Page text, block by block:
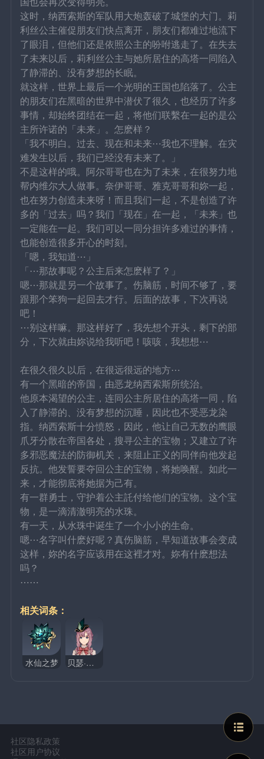
这时，纳西索斯的军队用大炮轰破了城堡的大门。莉
利丝公主催促朋友们快点离开，朋友们都难过地流下
了眼泪，但他们还是依照公主的吩咐逃走了。在失去
了未来以后，莉利丝公主与她所居住的高塔一同陷入
了静滞的、没有梦想的长眠。
就这样，世界上最后一个光明的王国也陷落了。公主
的朋友们在黑暗的世界中潜伏了很久，也经历了许多
事情，却始终团结在一起，将他们联繫在一起的是公
主所许诺的「未来」。怎麽样？
「我不明白。过去、现在和未来⋯我也不理解。在灾
难发生以后，我们已经没有未来了。」
不是这样的哦。阿尔哥哥也在为了未来，在很努力地
帮内维尔大人做事。奈伊哥哥、雅克哥哥和妳一起，
也在努力创造未来呀！而且我们一起，不是创造了许
多的「过去」吗？我们「现在」在一起，「未来」也
一定能在一起。我们可以一同分担许多难过的事情，
也能创造很多开心的时刻。
「嗯，我知道⋯」
「⋯那故事呢？公主后来怎麽样了？」
嗯⋯那就是另一个故事了。伤脑筋，时间不够了，要
跟那个笨狗一起回去才行。后面的故事，下次再说
吧！
⋯别这样嘛。那这样好了，我先想个开头，剩下的部
分，下次就由妳说给我听吧！咳咳，我想想⋯
在很久很久以后，在很远很远的地方⋯
有一个黑暗的帝国，由恶龙纳西索斯所统治。
他原本渴望的公主，连同公主所居住的高塔一同，陷
入了静滞的、没有梦想的沉睡，因此也不受恶龙染
指。纳西索斯十分愤怒，因此，他让自己无数的鹰眼
爪牙分散在帝国各处，搜寻公主的宝物；又建立了许
多邪恶魔法的防御机关，来阻止正义的同伴向他发起
反抗。他发誓要夺回公主的宝物，将她唤醒。如此一
来，才能彻底将她据为己有。
有一群勇士，守护着公主託付给他们的宝物。这个宝
物，是一滴清澈明亮的水珠。
有一天，从水珠中诞生了一个小小的生命。
嗯⋯名字叫什麽好呢？真伤脑筋，早知道故事会变成
这样，妳的名字应该用在这裡才对。妳有什麽想法
吗？
⋯⋯
相关词条：
水仙之梦 贝瑟·埃尔顿
社区隐私政策
社区用户协议